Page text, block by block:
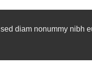
diam nonummy nibh